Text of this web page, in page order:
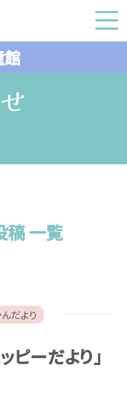
稿 一覧
だより
ピーだより」
館